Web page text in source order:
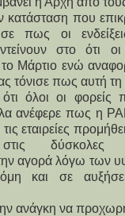
κατάσταση που
πως οι
στο ότι
το Μάρτιο ενώ
τόνισε πως αυτή τη
όλοι οι φορείς
ανέφερε πως η
εταιρείες
στις
αγορά λόγω των
και σε
ανάγκη να